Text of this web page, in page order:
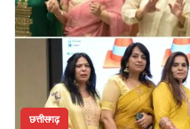
छत्तीसगढ़